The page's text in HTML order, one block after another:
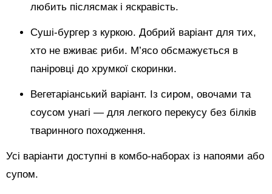
любить післясмак і яскравість.
Суші-бургер з куркою. Добрий варіант для тих,
хто не вживає риби. М’ясо обсмажується в
паніровці до хрумкої скоринки.
Вегетаріанський варіант. Із сиром, овочами та
соусом унагі — для легкого перекусу без білків
тваринного походження.
Усі варіанти доступні в комбо-наборах із напоями або
супом.